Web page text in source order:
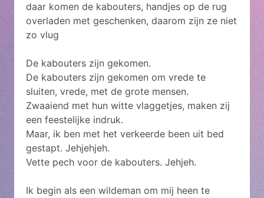
daar komen de kabouters, handjes op de rug
overladen met geschenken, daarom zijn ze niet
zo vlug
De kabouters zijn gekomen.
De kabouters zijn gekomen om vrede te
sluiten, vrede, met de grote mensen.
Zwaaiend met hun witte vlaggetjes, maken zij
een feestelijke indruk.
Maar, ik ben met het verkeerde been uit bed
gestapt. Jehjehjeh.
Vette pech voor de kabouters. Jehjeh.
Ik begin als een wildeman om mij heen te